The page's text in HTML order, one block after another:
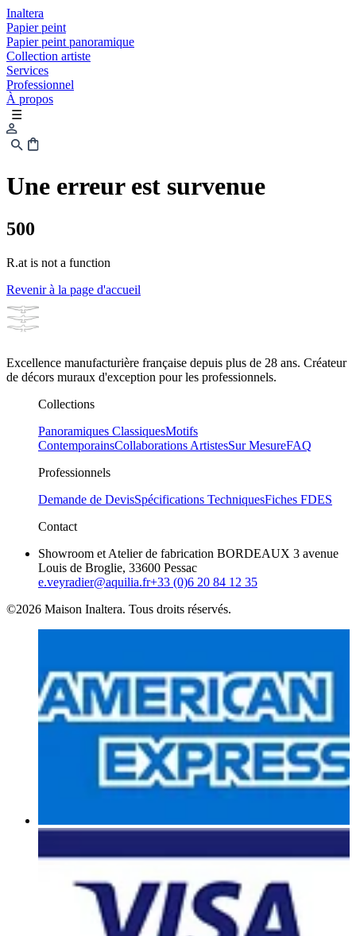
Inaltera
Papier peint
Papier peint panoramique
Collection artiste
Services
Professionnel
À propos
☰
Une erreur est survenue
500
R.at is not a function
Revenir à la page d'accueil
Excellence manufacturière française depuis plus de 28 ans. Créateur
de décors muraux d'exception pour les professionnels.
Collections
Panoramiques ClassiquesMotifs
ContemporainsCollaborations ArtistesSur MesureFAQ
Professionnels
Demande de DevisSpécifications TechniquesFiches FDES
Contact
Showroom et Atelier de fabrication BORDEAUX 3 avenue
Louis de Broglie, 33600 Pessac
e.veyradier@aquilia.fr+33 (0)6 20 84 12 35
©2026 Maison Inaltera. Tous droits réservés.